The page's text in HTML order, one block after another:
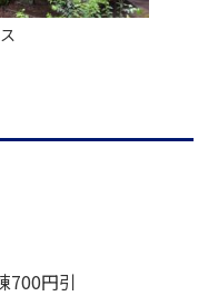
700円引